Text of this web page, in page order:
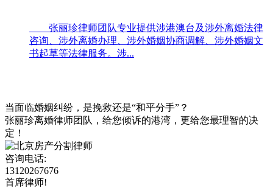
张丽珍律师团队专业提供涉港澳台及涉外离婚法律
咨询、涉外离婚办理、涉外婚姻协商调解、涉外婚姻文
书起草等法律服务。涉...
当面临婚姻纠纷，是挽救还是“和平分手”？
张丽珍离婚律师团队，给您倾诉的港湾，更给您最理智的决
定！
咨询电话:
13120267676
首席律师!